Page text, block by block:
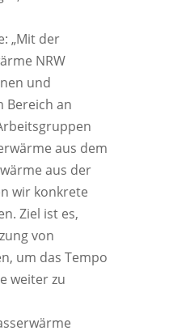
„Mit der
NRW
und
Bereich an
aus dem
aus der
wir konkrete
Ziel ist es,
von
um das Tempo
weiter zu